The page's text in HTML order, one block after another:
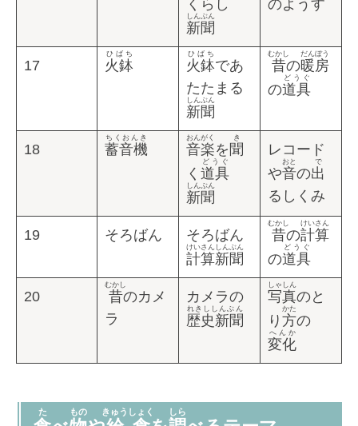
くらし
新聞
しんぶん
のようす
17 火鉢
ひばち
火鉢
ひばち
であ
たたまる
新聞
しんぶん
昔
むかし
の暖房
だんぼう
の道具
どうぐ
18 蓄音機
ちくおんき
音楽
おんがく
を 聞
き
く 道具
どうぐ
新聞
しんぶん
レコード
や音
おと
の出
で
るしくみ
19 そろばん
そろばん
計算
けいさん
新聞
しんぶん
昔
むかし
の計算
けいさん
の道具
どうぐ
20 昔
むかし
のカメ
ラ
カメラの
歴史新聞
れきししんぶん
写真
しゃしん
のと
り 方
かた
の
変化
へんか
た もの きゅうしょく しら